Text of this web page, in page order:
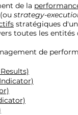
de la
(ou strategy-
stratégiques
toutes les
de